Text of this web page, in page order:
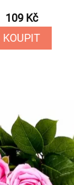
109 Kč
KOUPIT